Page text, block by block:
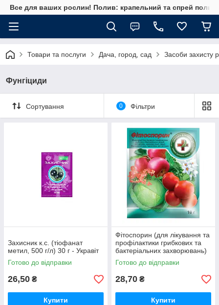
Все для ваших рослин! Полив: крапельний та спрей полив,
Товари та послуги Дача, город, сад Засоби захисту
Фунгіциди
Сортування 0 Фільтри
Захисник к.с. (тіофанат
метил, 500 г/л) 30 г - Укравіт
Готово до відправки
26,50 ₴
Купити
Фітоспорин (для лікування та
профілактики грибкових та
бактеріальних захворювань)
10 г - Швидка допомога
Готово до відправки
28,70 ₴
Купити